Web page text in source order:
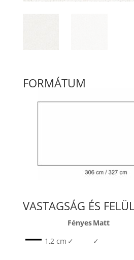
FORMÁTUM
VASTAGSÁG ÉS
FényesMatt
1,2 cm ✓ ✓